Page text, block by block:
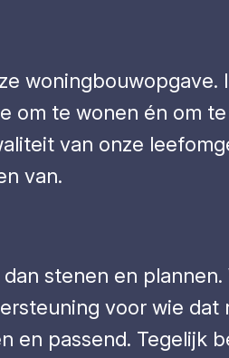
om te wonen én om
van onze
van.
dan stenen en
voor wie
en passend. Tegelijk